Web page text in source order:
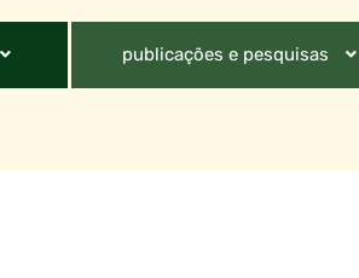
publicações e pesquisas